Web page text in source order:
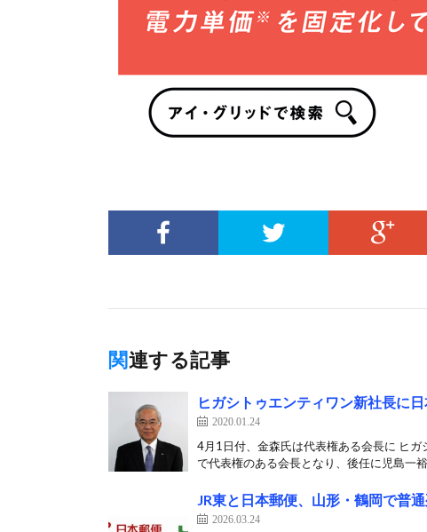
関連する記事
ヒガシトゥエンティワン新社長に
2020.01.24
4月1日付、金森氏は代表権ある会長に ヒ
で代表権のある会長となり、後任に児島一
JR東と日本郵便、山形・鶴岡で普
2026.03.24